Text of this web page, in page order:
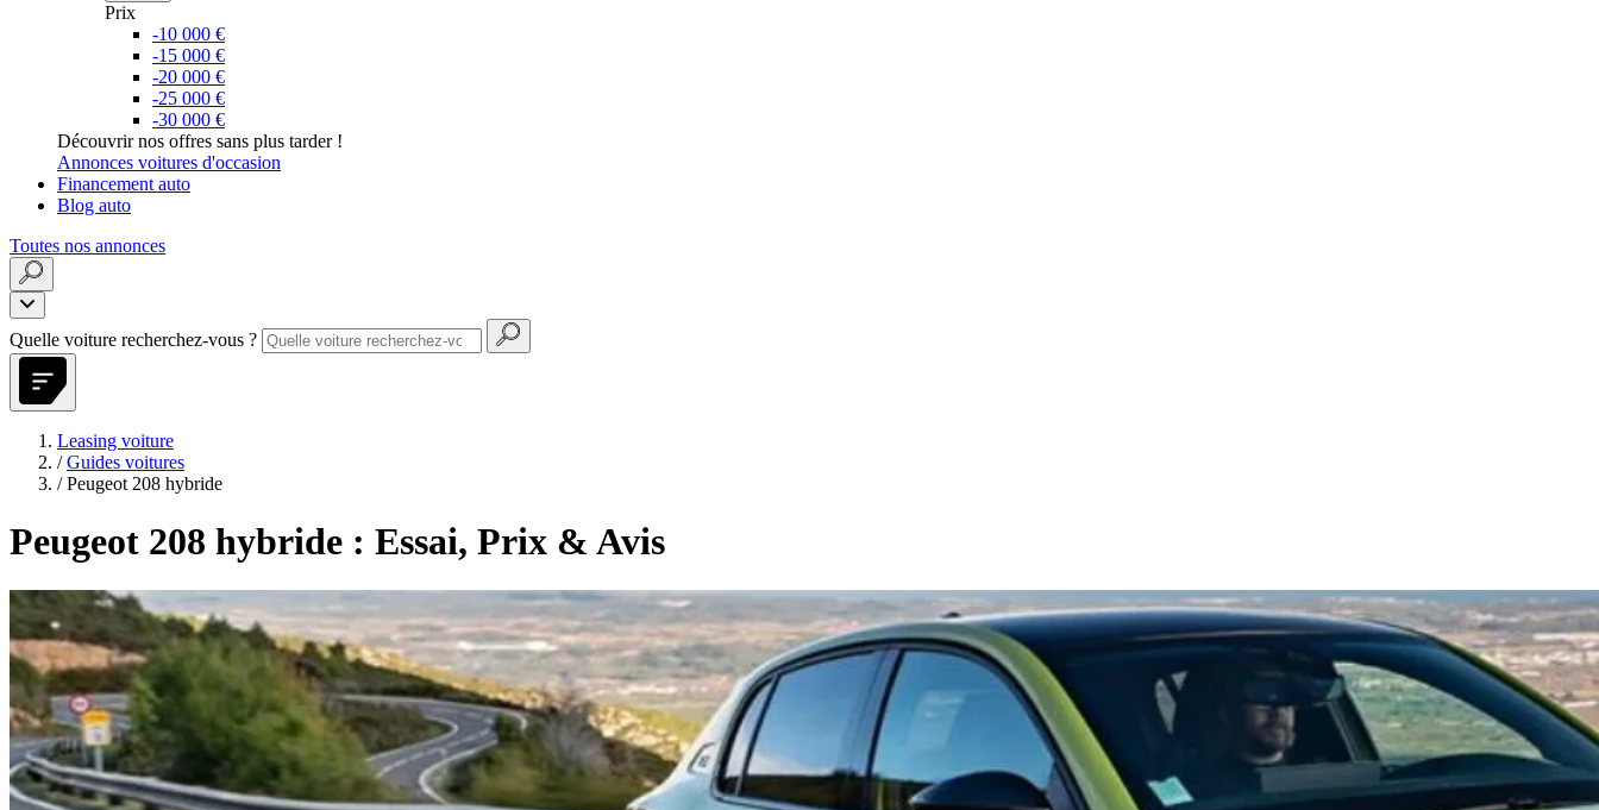
Prix
-10 000 €
-15 000 €
-20 000 €
-25 000 €
-30 000 €
Découvrir nos offres sans plus tarder !
Annonces voitures d'occasion
Financement auto
Blog auto
Toutes nos annonces
Quelle voiture recherchez-vous ?
Leasing voiture
/ Guides voitures
/ Peugeot 208 hybride
Peugeot 208 hybride : Essai, Prix & Avis